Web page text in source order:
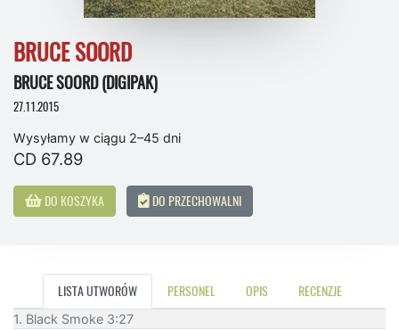
BRUCE SOORD
BRUCE SOORD (DIGIPAK)
27.11.2015
Wysyłamy w ciągu 2–45 dni
CD 67.89
DO KOSZYKA DO PRZECHOWALNI
LISTA UTWORÓW PERSONEL OPIS RECENZJE
1. Black Smoke 3:27